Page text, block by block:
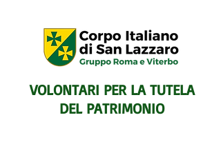
VOLONTARI PER LA TUTELA
DEL PATRIMONIO